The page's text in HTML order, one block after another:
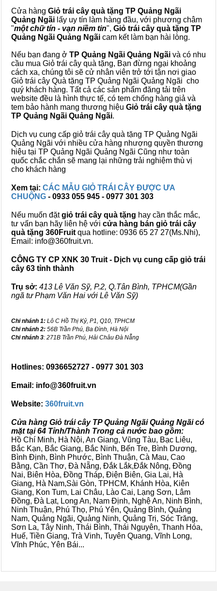
Cửa hàng Giỏ trái cây quà tặng TP Quảng Ngãi
Quảng Ngãi lấy uy tín làm hàng đầu, với phương châm
"một chữ tín - vạn niềm tin", Giỏ trái cây quà tặng TP
Quảng Ngãi Quảng Ngãi cam kết làm bạn hài lòng.
Nếu bạn đang ở TP Quảng Ngãi Quảng Ngãi và có nhu
cầu mua Giỏ trái cây quà tặng, Bạn đừng ngại khoảng
cách xa, chúng tôi sẽ cử nhân viên trở tới tận nơi giao
Giỏ trái cây Quà tặng TP Quảng Ngãi Quảng Ngãi cho
quý khách hàng. Tất cả các sản phẩm đăng tải trên
website đều là hình thực tế, có tem chống hàng giả và
tem bảo hành mang thương hiệu Giỏ trái cây quà tặng
TP Quảng Ngãi Quảng Ngãi.
Dịch vụ cung cấp giỏ trái cây quà tặng TP Quảng Ngãi
Quảng Ngãi với nhiều cửa hàng nhượng quyền thương
hiệu tại TP Quảng Ngãi Quảng Ngãi Cũng như toàn
quốc chắc chắn sẽ mang lại những trải nghiệm thù vị
cho khách hàng
Xem tại: CÁC MẪU GIỎ TRÁI CÂY ĐƯỢC ƯA
CHUỘNG - 0933 055 945 - 0977 301 303
Nếu muốn đặtgiỏ trái cây quà tặng hay cần thắc mắc,
tư vấn bạn hãy liên hệ với cửa hàng bán giỏ trái cây
quà tặng 360Fruit qua hotline: 0936 65 27 27(Ms.Nhi),
Email: info@360fruit.vn.
CÔNG TY CP XNK 30 Truit - Dịch vụ cung cấp giỏ trái
cây 63 tỉnh thành
Trụ sở: 413 Lê Văn Sỹ, P.2, Q.Tân Bình, TPHCM(Gần
ngã tư Phạm Văn Hai với Lê Văn Sỹ)
Chi nhánh 1: Lô C Hồ Thị Kỷ, P1, Q10, TPHCM
Chi nhánh 2: 56B Trần Phú, Ba Đình, Hà Nội
Chi nhánh 3: 271B Trần Phú, Hải Châu Đà Nẵng
Hotlines: 0936652727 - 0977 301 303
Email: info@360fruit.vn
Website: 360fruit.vn
Cửa hàng Giỏ trái cây TP Quảng Ngãi Quảng Ngãi có
mặt tại 64 Tỉnh/Thành Trong cả nước bao gồm:
Hồ Chí Minh, Hà Nội, An Giang, Vũng Tàu, Bạc Liêu,
Bắc Kạn, Bắc Giang, Bắc Ninh, Bến Tre, Bình Dương,
Bình Định, Bình Phước, Bình Thuận, Cà Mau, Cao
Bằng, Cần Thơ, Đà Nẵng, Đắk Lắk,Đắk Nông, Đồng
Nai, Biên Hòa, Đồng Tháp, Điện Biên, Gia Lai, Hà
Giang, Hà Nam,Sài Gòn, TPHCM, Khánh Hòa, Kiên
Giang, Kon Tum, Lai Châu, Lào Cai, Lạng Sơn, Lâm
Đồng, Đà Lạt, Long An, Nam Định, Nghệ An, Ninh Bình,
Ninh Thuận, Phú Thọ, Phú Yên, Quảng Bình, Quảng
Nam, Quảng Ngãi, Quảng Ninh, Quảng Trị, Sóc Trăng,
Sơn La, Tây Ninh, Thái Bình, Thái Nguyên, Thanh Hóa,
Huế, Tiền Giang, Trà Vinh, Tuyên Quang, Vĩnh Long,
Vĩnh Phúc, Yên Bái...